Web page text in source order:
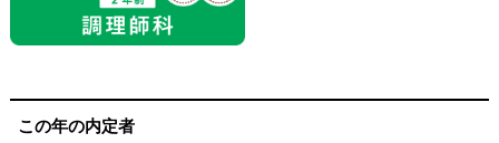
この年の内定者